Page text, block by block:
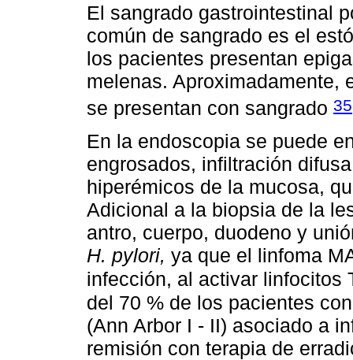
El sangrado gastrointestinal
común de sangrado es el
los pacientes presentan
melenas. Aproximadamente,
se presentan con sangrado 35
En la endoscopia se puede
engrosados, infiltración
hiperémicos de la mucosa,
Adicional a la biopsia de la
antro, cuerpo, duodeno y
H. pylori, ya que el linfoma
infección, al activar
del 70 % de los pacientes
(Ann Arbor I - II) asociado a
remisión con terapia de